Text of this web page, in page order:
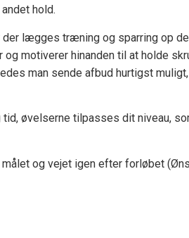
hold.
der lægges træning og sparring op
motiverer hinanden til at holde
man sende afbud hurtigst
øvelserne tilpasses dit niveau,
og vejet igen efter forløbet